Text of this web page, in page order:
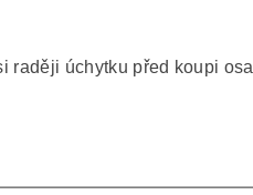
raději úchytku před koupi